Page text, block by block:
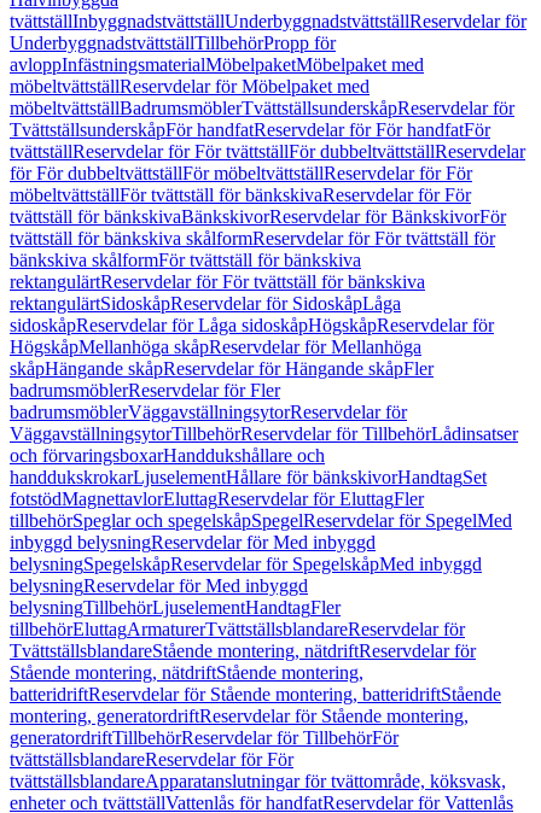
tvättställInbyggnadstvättställUnderbyggnadstvättställReservdelar för
UnderbyggnadstvättställTillbehörPropp för
avloppInfästningsmaterialMöbelpaketMöbelpaket med
möbeltvättställReservdelar för Möbelpaket med
möbeltvättställBadrumsmöblerTvättställsunderskåpReservdelar för
TvättställsunderskåpFör handfatReservdelar för För handfatFör
tvättställReservdelar för För tvättställFör dubbeltvättställReservdelar
för För dubbeltvättställFör möbeltvättställReservdelar för För
möbeltvättställFör tvättställ för bänkskivaReservdelar för För
tvättställ för bänkskivaBänkskivorReservdelar för BänkskivorFör
tvättställ för bänkskiva skålformReservdelar för För tvättställ för
bänkskiva skålformFör tvättställ för bänkskiva
rektangulärtReservdelar för För tvättställ för bänkskiva
rektangulärtSidoskåpReservdelar för SidoskåpLåga
sidoskåpReservdelar för Låga sidoskåpHögskåpReservdelar för
HögskåpMellanhöga skåpReservdelar för Mellanhöga
skåpHängande skåpReservdelar för Hängande skåpFler
badrumsmöblerReservdelar för Fler
badrumsmöblerVäggavställningsytorReservdelar för
VäggavställningsytorTillbehörReservdelar för TillbehörLådinsatser
och förvaringsboxarHanddukshållare och
handdukskrokarLjuselementHållare för bänkskivorHandtagSet
fotstödMagnettavlorEluttagReservdelar för EluttagFler
tillbehörSpeglar och spegelskåpSpegelReservdelar för SpegelMed
inbyggd belysningReservdelar för Med inbyggd
belysningSpegelskåpReservdelar för SpegelskåpMed inbyggd
belysningReservdelar för Med inbyggd
belysningTillbehörLjuselementHandtagFler
tillbehörEluttagArmaturerTvättställsblandareReservdelar för
TvättställsblandareStående montering, nätdriftReservdelar för
Stående montering, nätdriftStående montering,
batteridriftReservdelar för Stående montering, batteridriftStående
montering, generatordriftReservdelar för Stående montering,
generatordriftTillbehörReservdelar för TillbehörFör
tvättställsblandareReservdelar för För
tvättställsblandareApparatanslutningar för tvättområde, köksvask,
enheter och tvättställVattenlås för handfatReservdelar för Vattenlås